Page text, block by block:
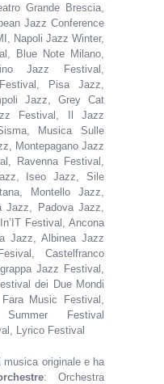
Grande Brescia,
Jazz Conference
Napoli Jazz Winter,
Blue Note Milano,
Jazz Festival,
Pisa Jazz,
Jazz, Grey Cat
Festival, Il Jazz
Musica Sulle
Montepagano Jazz
Ravenna Festival,
Iseo Jazz, Sile
Montello Jazz,
Jazz, Padova Jazz,
Festival, Ancona
Jazz, Albinea Jazz
Castelfranco
Jazz Festival,
dei Due Mondi
Music Festival,
Festival
Lyrico Festival
musica originale e ha
: Orchestra